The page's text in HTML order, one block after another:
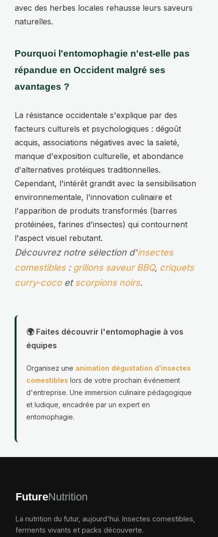
avec des herbes locales rehausse leurs saveurs
naturelles.
Pourquoi l'entomophagie n'est-elle pas
répandue en Occident malgré ses
avantages ?
La résistance occidentale s'explique par des
facteurs culturels et psychologiques : dégoût
acquis, associations négatives avec la saleté,
manque d'exposition culturelle, et abondance
d'alternatives protéiques traditionnelles.
Cependant, l'intérêt grandit avec la sensibilisation
environnementale, l'innovation culinaire et
l'apparition de produits transformés (barres
protéinées, farines d'insectes) qui contournent
l'aspect visuel rebutant.
Découvrez notre sélection d'insectes
comestibles: grillons saveur BBQ, criquets
curry-cocoetscorpions noirs.
🌍 Faites découvrir l'entomophagie à vos
équipes
Organisez une animation dégustation d'insectes
comestibles lors de votre prochain événement
d'entreprise. Une immersion culinaire pédagogique
et ludique, encadrée par un expert en
entomophagie.
FutureNutrition
La nutrition du futur, aujourd'hui. Insectes comestibles,
ferments vivants et packs découverte.